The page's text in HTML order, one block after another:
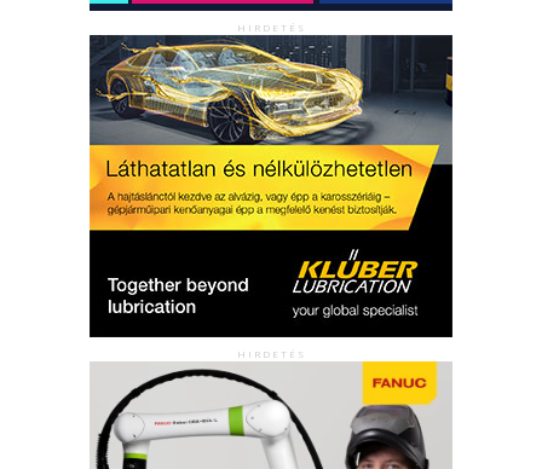
HIRDETÉS
HIRDETÉS